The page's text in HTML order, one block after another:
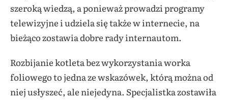
szeroką wiedzą, a ponieważ prowadzi programy
telewizyjne i udziela się także w internecie, na
bieżąco zostawia dobre rady internautom.
Rozbijanie kotleta bez wykorzystania worka
foliowego to jedna ze wskazówek, którą można od
niej usłyszeć, ale niejedyna. Specjalistka zostawiła